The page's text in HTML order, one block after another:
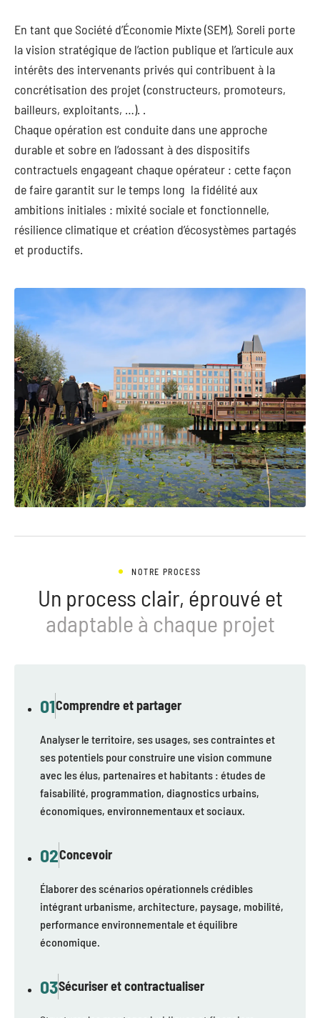
En tant que Société d’Économie Mixte (SEM), Soreli porte
la vision stratégique de l’action publique et l’articule aux
intérêts des intervenants privés qui contribuent à la
concrétisation des projet (constructeurs, promoteurs,
bailleurs, exploitants, …). .
Chaque opération est conduite dans une approche
durable et sobre en l’adossant à des dispositifs
contractuels engageant chaque opérateur : cette façon
de faire garantit sur le temps long la fidélité aux
ambitions initiales : mixité sociale et fonctionnelle,
résilience climatique et création d’écosystèmes partagés
et productifs.
NOTRE PROCESS
Un process clair, éprouvé et
adaptable à chaque projet
01Comprendre et partager
Analyser le territoire, ses usages, ses contraintes et
ses potentiels pour construire une vision commune
avec les élus, partenaires et habitants : études de
faisabilité, programmation, diagnostics urbains,
économiques, environnementaux et sociaux.
02Concevoir
Élaborer des scénarios opérationnels crédibles
intégrant urbanisme, architecture, paysage, mobilité,
performance environnementale et équilibre
économique.
03Sécuriser et contractualiser